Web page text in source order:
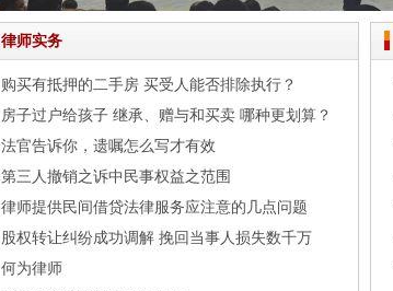
夯实民商事法律根基 助推法律服务提质增效——我所举办专题业务
版权护航书香陕西
铭记历史，担当使命——北京市中兆（西安）律师事务所共观抗战胜
北京市中兆（西安）律师事务所2024年度总结大会圆满落幕
律师实务
购买有抵押的二手房 买受人能否排除执行？
房子过户给孩子 继承、赠与和买卖 哪种更划算？
法官告诉你，遗嘱怎么写才有效
第三人撤销之诉中民事权益之范围
律师提供民间借贷法律服务应注意的几点问题
股权转让纠纷成功调解 挽回当事人损失数千万
何为律师